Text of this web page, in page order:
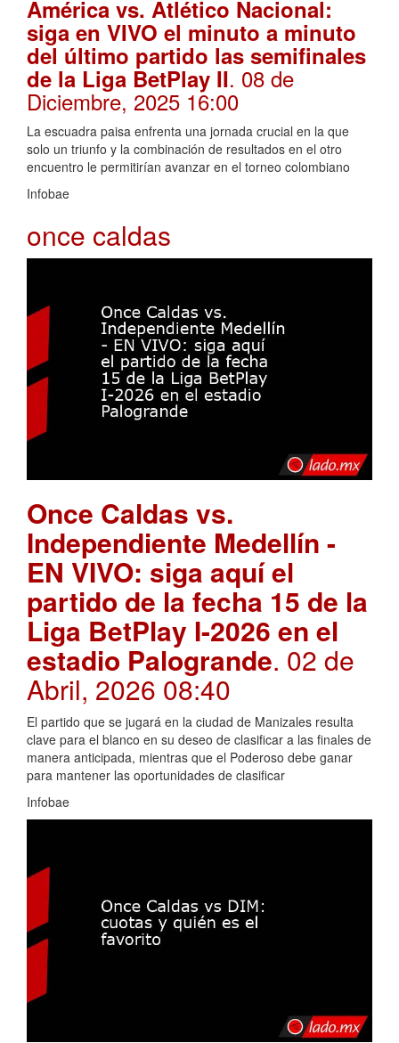
América vs. Atlético Nacional:
siga en VIVO el minuto a minuto
del último partido las semifinales
de la Liga BetPlay II. 08 de
Diciembre, 2025 16:00
La escuadra paisa enfrenta una jornada crucial en la que
solo un triunfo y la combinación de resultados en el otro
encuentro le permitirían avanzar en el torneo colombiano
Infobae
once caldas
Once Caldas vs.
Independiente Medellín -
EN VIVO: siga aquí el
partido de la fecha 15 de la
Liga BetPlay I-2026 en el
estadio Palogrande. 02 de
Abril, 2026 08:40
El partido que se jugará en la ciudad de Manizales resulta
clave para el blanco en su deseo de clasificar a las finales de
manera anticipada, mientras que el Poderoso debe ganar
para mantener las oportunidades de clasificar
Infobae